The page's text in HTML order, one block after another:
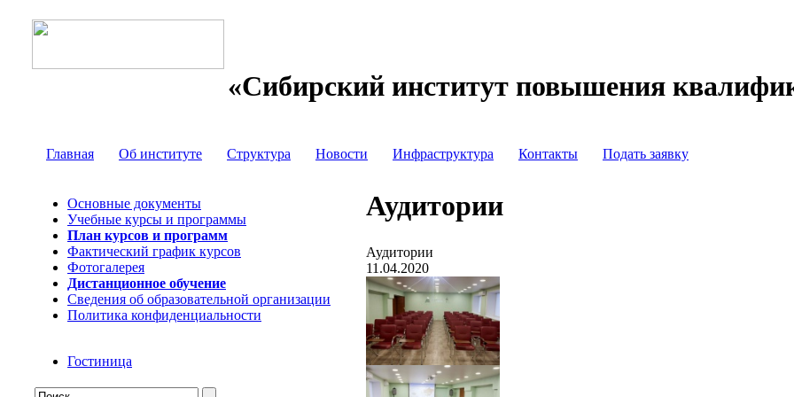
«Сибирский институт повышения
Главная Об институте Структура Новости Инфраструктура Контакты Подать заявку
Основные документы
Учебные курсы и программы
План курсов и программ
Фактический график курсов
Фотогалерея
Дистанционное обучение
Сведения об образовательной организации
Политика конфиденциальности
Гостиница
Аудитории
Аудитории
11.04.2020